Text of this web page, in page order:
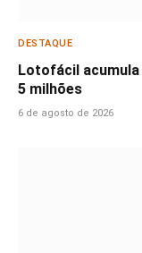
DESTAQUE
Lotofácil acumula
5 milhões
6 de agosto de 2026